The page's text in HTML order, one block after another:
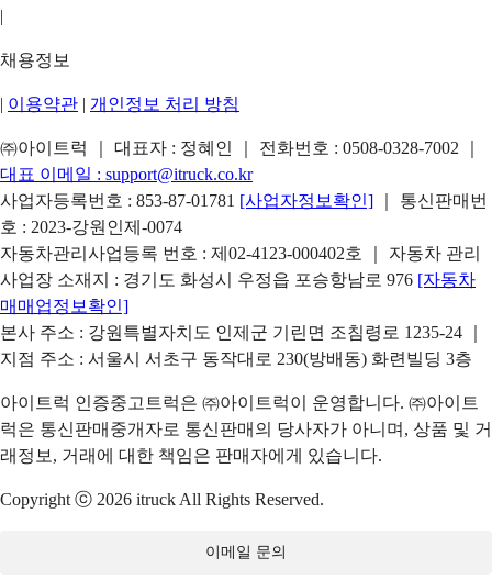
|
채용정보
| 이용약관 | 개인정보 처리 방침
㈜아이트럭 ｜ 대표자 : 정혜인 ｜ 전화번호 : 0508-0328-7002
대표 이메일 : support@itruck.co.kr
사업자등록번호 : 853-87-01781 [사업자정보확인]
｜ 통신판매번
호 : 2023-강원인제-0074
자동차관리사업등록 번호 : 제02-4123-000402호 ｜ 자동차 관리
사업장 소재지 : 경기도 화성시 우정읍 포승항남로 976 [자동차
매매업정보확인]
본사 주소 : 강원특별자치도 인제군 기린면 조침령로 1235-24 ｜
지점 주소 : 서울시 서초구 동작대로 230(방배동) 화련빌딩 3층
아이트럭 인증중고트럭은 ㈜아이트럭이 운영합니다. ㈜아이트
럭은 통신판매중개자로 통신판매의 당사자가 아니며, 상품 및 거
래정보, 거래에 대한 책임은 판매자에게 있습니다.
Copyright ⓒ 2026 itruck All Rights Reserved.
이메일 문의